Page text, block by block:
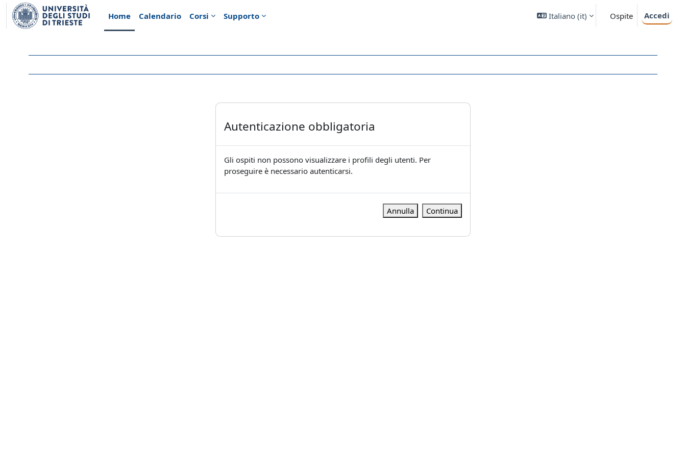
Vai al contenuto principale
Home
Calendario Corsi Supporto Italiano ‎(it)‎ Ospite Accedi
Autenticazione obbligatoria
Gli ospiti non possono visualizzare i profili degli utenti. Per
proseguire è necessario autenticarsi.
Annulla Continua